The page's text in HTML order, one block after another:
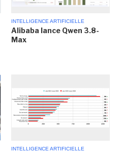
INTELLIGENCE ARTIFICIELLE
Alibaba lance Qwen 3.8-
Max
INTELLIGENCE ARTIFICIELLE